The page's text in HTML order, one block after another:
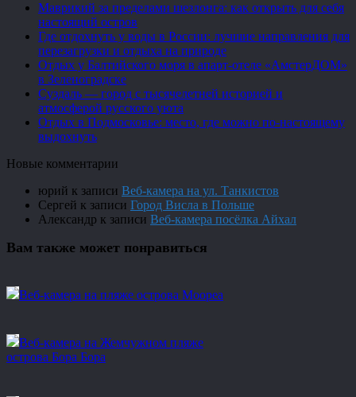
Маврикий за пределами шезлонга: как открыть для себя
настоящий остров
Где отдохнуть у воды в России: лучшие направления для
перезагрузки и отдыха на природе
Отдых у Балтийского моря в апарт-отеле «АмстерДОМ»
в Зеленоградске
Суздаль — город с тысячелетней историей и
атмосферой русского уюта
Отдых в Подмосковье: место, где можно по-настоящему
выдохнуть
Новые комментарии
юрий к записи Веб-камера на ул. Танкистов
Сергей к записи Город Висла в Польше
Александр к записи Веб-камера посёлка Айхал
Вам также может понравиться
Веб-камера на пляже острова Моореа
Веб-камера на Жемчужном пляже
острова Бора Бора